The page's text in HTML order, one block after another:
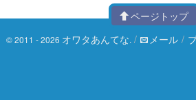
ページトップ
© 2011 - 2026 オワタあんてな. / メール /